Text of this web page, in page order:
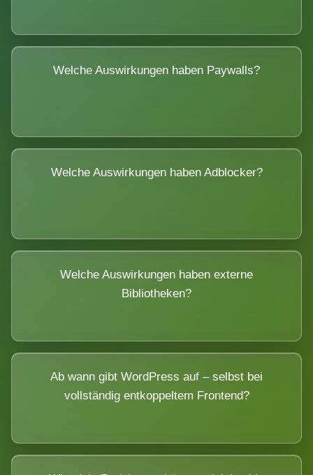
Welche Auswirkungen haben Paywalls?
Welche Auswirkungen haben Adblocker?
Welche Auswirkungen haben externe
Bibliotheken?
Ab wann gibt WordPress auf – selbst bei
vollständig entkoppeltem Frontend?